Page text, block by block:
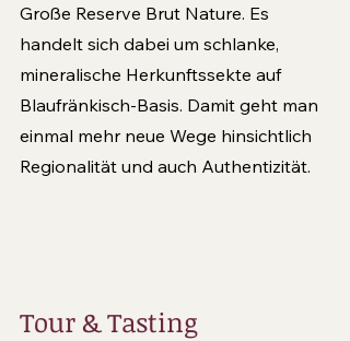
Große Re­serve Brut Nature. Es
handelt sich dabei um schlanke,
mineralische Herkunftssekte auf
Blaufränkisch-Basis. Damit geht man
einmal mehr neue Wege hinsichtlich
Regionalität und auch Authentizität.
Tour & Tasting